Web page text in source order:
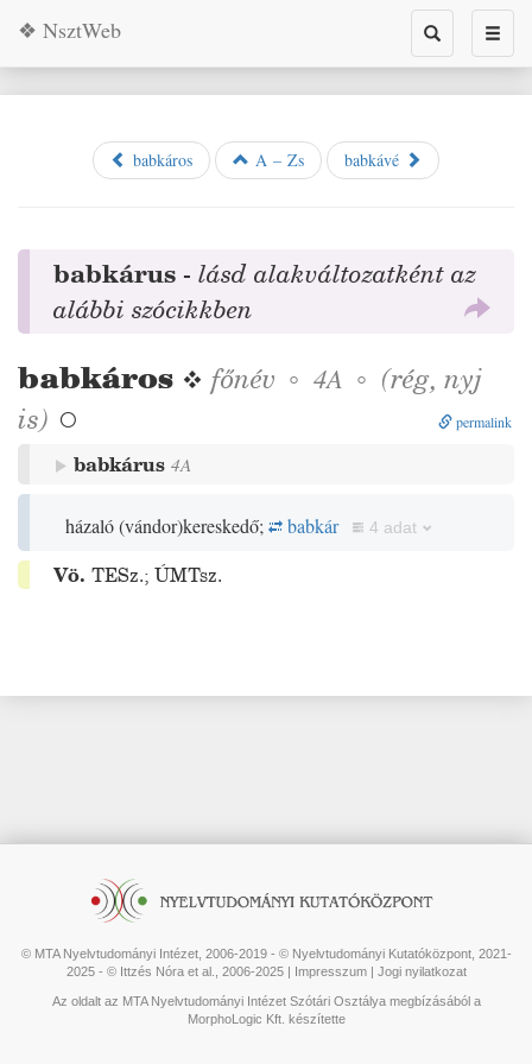
Toggle
search
❖ NsztWeb
babkáros A – Zs babkávé
babkárus - lásd alakváltozatként az
alábbi szócikkben
babkáros ❖ főnév ◦ 4A ◦ (rég, nyj
is)  permalink
babkárus 4A
házaló(vándor)kereskedő; babkár 4 adat
Vö. TESz.; ÚMTsz.
© MTA Nyelvtudományi Intézet, 2006-2019 - © Nyelvtudományi Kutatóközpont, 2021-
2025 - © Ittzés Nóra et al., 2006-2025 | Impresszum| Jogi nyilatkozat
Az oldalt az MTA Nyelvtudományi Intézet Szótári Osztálya megbízásából a
MorphoLogic Kft. készítette